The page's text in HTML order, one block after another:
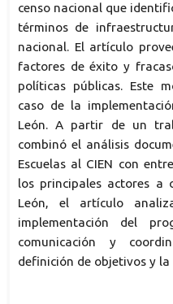
censo nacional que
términos de
nacional. El artículo
factores de éxito y
políticas públicas. Este
caso de la
León. A partir de un
combinó el análisis
Escuelas al CIEN con
los principales actores a
León, el artículo
implementación del
comunicación y
definición de objetivos y la